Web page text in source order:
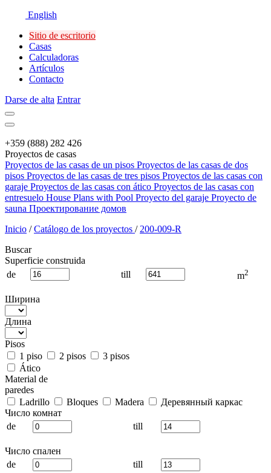
English
Sitio de escritorio
Сasas
Calculadoras
Artículos
Contacto
Darse de alta Entrar
+359 (888) 282 426
Proyectos de casas
Proyectos de las casas de un pisos Proyectos de las casas de dos
pisos Proyectos de las casas de tres pisos Proyectos de las casas con
garaje Proyectos de las casas con ático Proyectos de las casas con
entresuelo House Plans with Pool Proyecto del garaje Proyecto de
sauna Проектирование домов
Inicio / Catálogo de los proyectos / 200-009-R
Buscar
Superficie construida
de
till m2
Ширина
Длина
Pisos
1 piso
2 pisos
3 pisos
Ático
Material de
paredes
Ladrillo
Bloques Madera
Деревянный каркас
Число комнат
de
till
Число спален
de
till